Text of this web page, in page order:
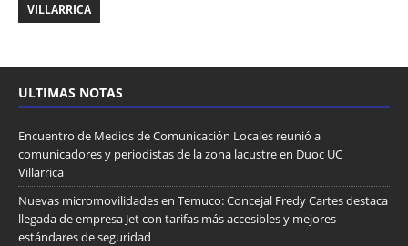
VILLARRICA
ULTIMAS NOTAS
Encuentro de Medios de Comunicación Locales reunió a
comunicadores y periodistas de la zona lacustre en Duoc UC
Villarrica
Nuevas micromovilidades en Temuco: Concejal Fredy Cartes destaca
llegada de empresa Jet con tarifas más accesibles y mejores
estándares de seguridad